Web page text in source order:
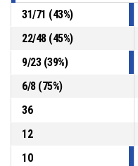
31/71 (43%)
22/48(45%)
9/23(39%)
6/8(75%)
36
12
10